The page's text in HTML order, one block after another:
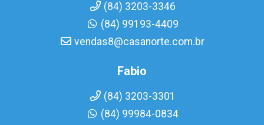
(84) 3203-3346
(84) 99193-4409
vendas8@casanorte.com.br
Fabio
(84) 3203-3301
(84) 99984-0834